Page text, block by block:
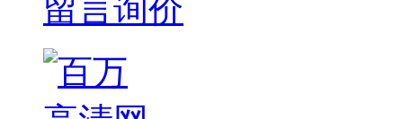
留言询价